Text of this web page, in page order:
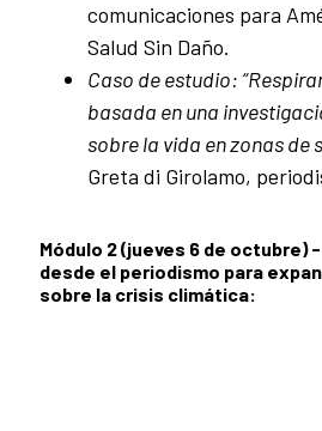
comunicaciones para
Salud Sin Daño.
Caso de estudio:
basada en una
sobre la vida en zonas de
Greta di Girolamo,
Módulo 2 (jueves 6 de octubre)
desde el periodismo para
sobre la crisis climática: